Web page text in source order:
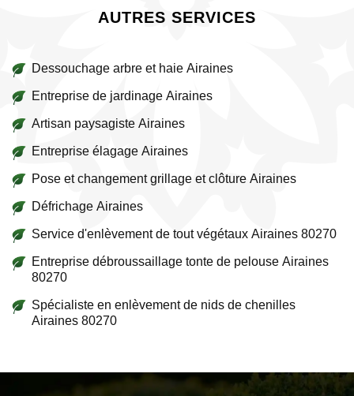
AUTRES SERVICES
Dessouchage arbre et haie Airaines
Entreprise de jardinage Airaines
Artisan paysagiste Airaines
Entreprise élagage Airaines
Pose et changement grillage et clôture Airaines
Défrichage Airaines
Service d'enlèvement de tout végétaux Airaines 80270
Entreprise débroussaillage tonte de pelouse Airaines
80270
Spécialiste en enlèvement de nids de chenilles
Airaines 80270